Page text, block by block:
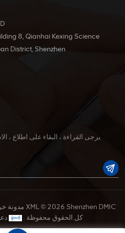
8, Qianhai Kexing Science
District, Shenzhen
يرجى القراءة ، البقاء على اطلاع ،
مدونة XML© 2026 Shenzhen DMIC
Co.,LTD. كل الحقوق محفوظة .